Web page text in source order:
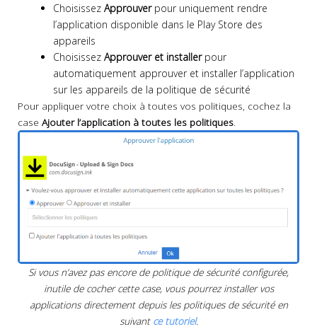
Choisissez Approuverpour uniquement rendre
l’application disponible dans le Play Store des
appareils
Choisissez Approuver et installerpour
automatiquement approuver et installer l’application
sur les appareils de la politique de sécurité
Pour appliquer votre choix à toutes vos politiques, cochez la
case Ajouter l’application à toutes les politiques
Si vous n’avez pas encore de politique de sécurité configurée,
inutile de cocher cette case, vous pourrez installer vos
applications directement depuis les politiques de sécurité en
suivant ce tutoriel.